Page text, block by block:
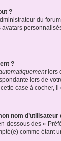
?
du
?
lors
lors de
case à
nom
dessous des «
comme étant